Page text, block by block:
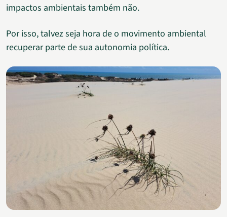
impactos ambientais também não.
Por isso, talvez seja hora de o movimento ambiental
recuperar parte de sua autonomia política.